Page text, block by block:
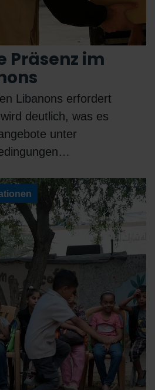
Präsenz im
Libanons erfordert
deutlich, was es
unter